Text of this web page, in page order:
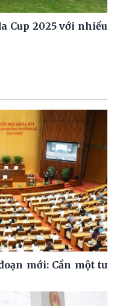
Cup 2025 với nhiều
mới: Cần một tư